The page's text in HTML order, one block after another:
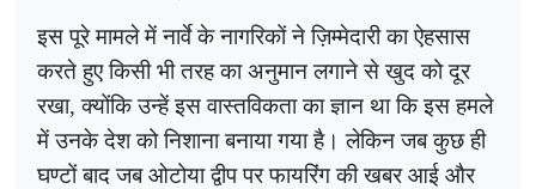
इस पूरे मामले में नार्वे के नागरिकों ने ज़िम्मेदारी का ऐहसास
करते हुए किसी भी तरह का अनुमान लगाने से खुद को दूर
रखा, क्योंकि उन्हें इस वास्तविकता का ज्ञान था कि इस हमले
में उनके देश को निशाना बनाया गया है। लेकिन जब कुछ ही
घण्टों बाद जब ओटोया द्वीप पर फायरिंग की खबर आई और